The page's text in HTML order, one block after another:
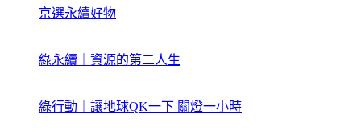
京選永續好物
綠永續｜資源的第二人生
綠行動｜讓地球QK一下 關燈一小時